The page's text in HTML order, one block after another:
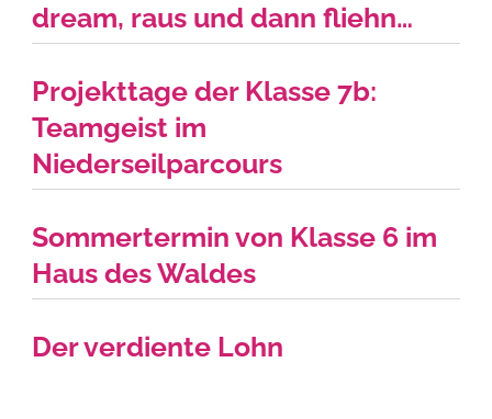
dream, raus und dann fliehn…
Projekttage der Klasse 7b:
Teamgeist im
Niederseilparcours
Sommertermin von Klasse 6 im
Haus des Waldes
Der verdiente Lohn